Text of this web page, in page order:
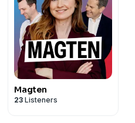
Magten
23 Listeners